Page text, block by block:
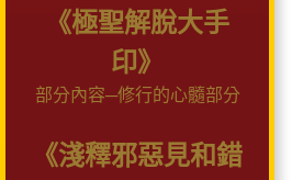
《極聖解脫大手
印》
部分內容─修行的心髓部分
《淺釋邪惡見和錯